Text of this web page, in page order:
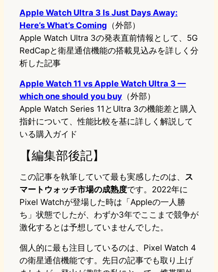
Apple Watch Ultra 3 Is Just Days Away:
Here’s What’s Coming （外部）
Apple Watch Ultra 3の発表直前情報として、5G
RedCapと衛星通信機能の搭載見込みを詳しく分
析した記事
Apple Watch 11 vs Apple Watch Ultra 3 —
which one should you buy （外部）
Apple Watch Series 11とUltra 3の機能差と購入
指針について、性能比較を基に詳しく解説して
いる購入ガイド
【編集部後記】
この記事を執筆していて最も実感したのは、 ス
マートウォッチ市場の成熟度です。2022年に
Pixel Watchが登場した時は「Appleの一人勝
ち」状態でしたが、わずか3年でここまで競争が
激化するとは予想していませんでした。
個人的に最も注目しているのは、Pixel Watch 4
の衛星通信機能です。先日の記事でも取り上げ